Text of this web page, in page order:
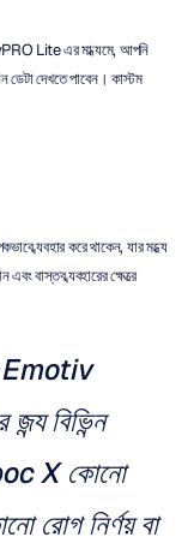
Lite এর মাধ্যমে, আপনি
ডেটা দেখতে পাবেন। কাস্টম
Epoc X বিশ্বজুড়ে গবেষকেরা বিভিন্ন প্রয়োজনীয় গবেষণার কাজে ব্যাপকভাবে ব্যবহার করে থাকেন, যার মধ্যে
এবং বাস্তব ব্যবহারের ক্ষেত্রে
Emotiv
বিভিন্ন
X কোনো
রোগ নির্ণয় বা